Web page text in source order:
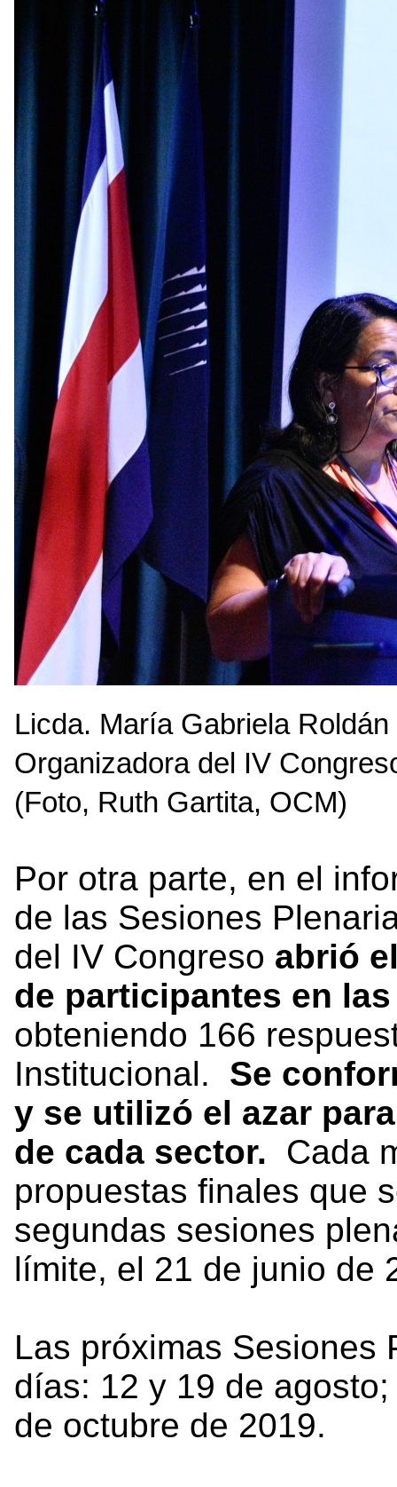
Licda. María Gabriela
Organizadora del IV
(Foto, Ruth Gartita, OCM)
Por otra parte, en el
de las Sesiones
del IV Congreso abrió
de participantes en
obteniendo 166
Institucional. Se
y se utilizó el azar
de cada sector. Cada
propuestas finales que
segundas sesiones
límite, el 21 de junio de
Las próximas Sesiones
días: 12 y 19 de
de octubre de 2019.